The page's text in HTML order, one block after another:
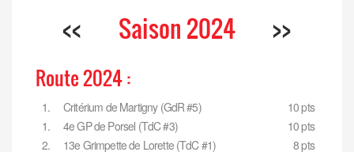
<< Saison 2024 >>
Route 2024 :
1. Critérium de Martigny (GdR #5)
10 pts
1.
4e GP de Porsel (TdC #3)
10 pts
2.
13e Grimpette de Lorette (TdC #1)
8 pts